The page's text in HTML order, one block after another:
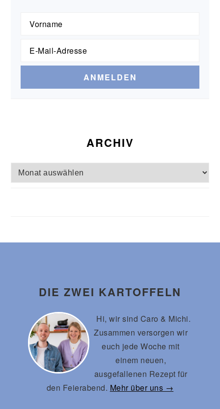
ARCHIV
Archiv
DIE ZWEI KARTOFFELN
Hi, wir sind Caro & Michi.
Zusammen versorgen wir
euch jede Woche mit
einem neuen,
ausgefallenen Rezept für
den Feierabend. Mehr über uns →